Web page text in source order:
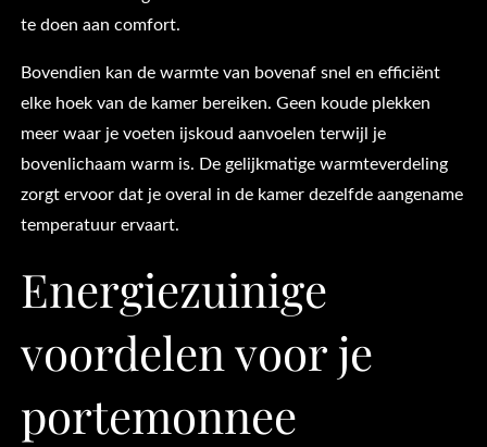
te doen aan comfort.
Bovendien kan de warmte van bovenaf snel en efficiënt
elke hoek van de kamer bereiken. Geen koude plekken
meer waar je voeten ijskoud aanvoelen terwijl je
bovenlichaam warm is. De gelijkmatige warmteverdeling
zorgt ervoor dat je overal in de kamer dezelfde aangename
temperatuur ervaart.
Energiezuinige
voordelen voor je
portemonnee